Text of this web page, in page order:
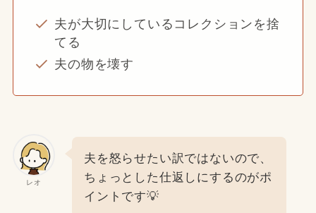
夫が大切にしているコレクションを捨
てる
夫の物を壊す
レオ
夫を怒らせたい訳ではないので、
ちょっとした仕返しにするのがポ
イントです💡